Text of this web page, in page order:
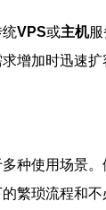
统VPS或主机服
增加时迅速
种使用场景
繁琐流程和